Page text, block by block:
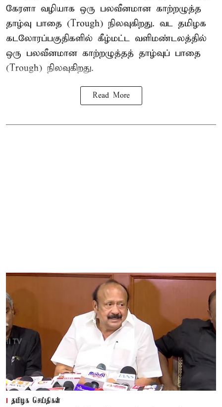
கேரளா வழியாக ஒரு பலவீனமான காற்றழுத்த
தாழ்வு பாதை (Trough) நிலவுகிறது. வட தமிழக
கடலோரப்பகுதிகளில் கீழ்மட்ட வளிமண்டலத்தில்
ஒரு பலவீனமான காற்றழுத்தத் தாழ்வுப் பாதை
(Trough) நிலவுகிறது.
Read More
தமிழக செய்திகள்